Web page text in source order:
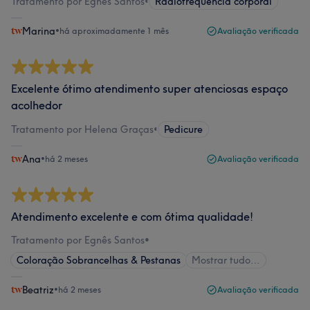
Marina•há aproximadamente 1 mês Avaliação verificada
Excelente ótimo atendimento super atenciosas espaço
acolhedor
Tratamento por Helena Graças• Pedicure
Ana•há 2 meses Avaliação verificada
Atendimento excelente e com ótima qualidade!
Tratamento por Egnês Santos•
Coloração Sobrancelhas & Pestanas
Mostrar tudo…
Beatriz•há 2 meses Avaliação verificada